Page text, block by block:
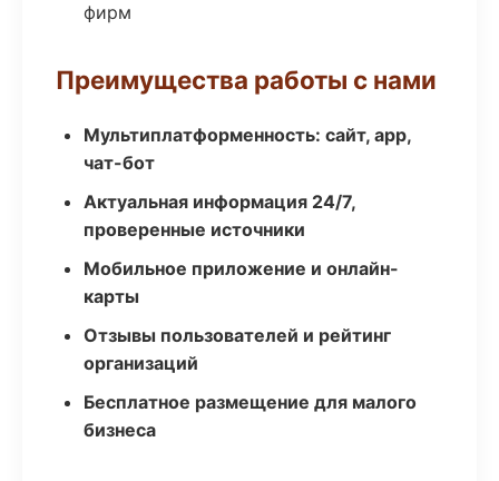
фирм
Преимущества работы с нами
Мультиплатформенность: сайт, app,
чат-бот
Актуальная информация 24/7,
проверенные источники
Мобильное приложение и онлайн-
карты
Отзывы пользователей и рейтинг
организаций
Бесплатное размещение для малого
бизнеса